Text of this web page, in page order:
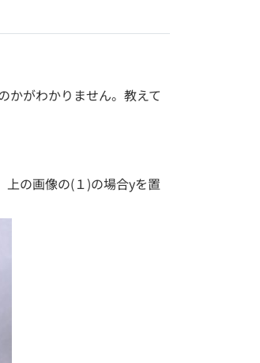
がわかりません。教えて
の画像の(１)の場合yを置